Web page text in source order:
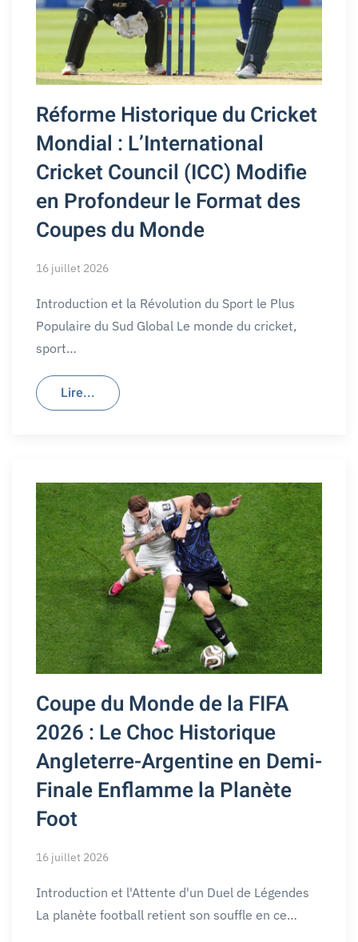
Réforme Historique du Cricket
Mondial : L’International
Cricket Council (ICC) Modifie
en Profondeur le Format des
Coupes du Monde
16 juillet 2026
Introduction et la Révolution du Sport le Plus
Populaire du Sud Global Le monde du cricket,
sport…
Lire...
Coupe du Monde de la FIFA
2026 : Le Choc Historique
Angleterre-Argentine en Demi-
Finale Enflamme la Planète
Foot
16 juillet 2026
Introduction et l'Attente d'un Duel de Légendes
La planète football retient son souffle en ce…